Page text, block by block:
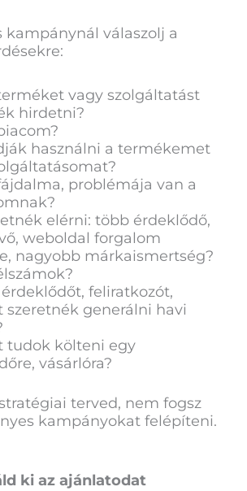
kampánynál válaszolj a
vagy szolgáltatást
hirdetni?
használni a termékemet
problémája van a
elérni: több érdeklődő,
weboldal forgalom
nagyobb márkaismertség?
feliratkozót,
szeretnék generálni havi
tudok költeni egy
vásárlóra?
terved, nem fogsz
kampányokat felépíteni.
ki az ajánlatodat